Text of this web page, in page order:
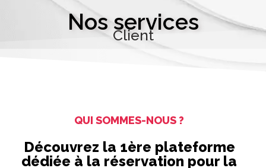
Nos services
Client
QUI SOMMES-NOUS ?
Découvrez la 1ère plateforme
dédiée à la réservation pour la